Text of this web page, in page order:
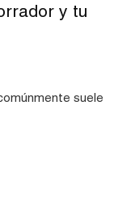
y tu
suele